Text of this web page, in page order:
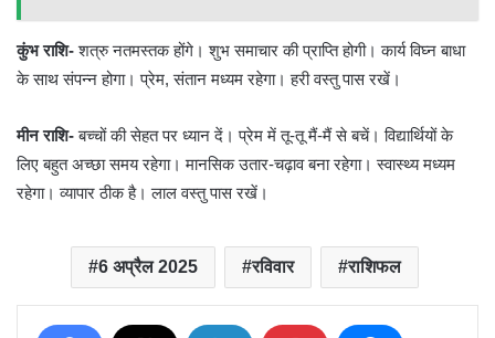
कुंभ राशि-शत्रु नतमस्तक होंगे। शुभ समाचार की प्राप्ति होगी। कार्य विघ्न बाधा
के साथ संपन्न होगा। प्रेम, संतान मध्यम रहेगा। हरी वस्तु पास रखें।
मीन राशि-बच्चों की सेहत पर ध्यान दें। प्रेम में तू-तू मैं-मैं से बचें। विद्यार्थियों के
लिए बहुत अच्छा समय रहेगा। मानसिक उतार-चढ़ाव बना रहेगा। स्वास्थ्य मध्यम
रहेगा। व्यापार ठीक है। लाल वस्तु पास रखें।
6 अप्रैल 2025 रविवार राशिफल